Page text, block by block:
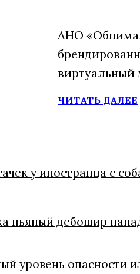
АНО
виртуальный
ЧИТАТЬ ДАЛЕЕ
у иностранца с
пьяный дебошир
уровень опасности